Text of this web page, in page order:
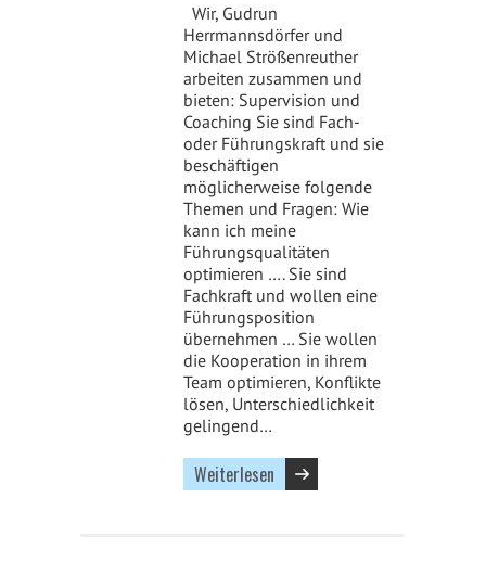
Wir, Gudrun
Herrmannsdörfer und
Michael Strößenreuther
arbeiten zusammen und
bieten: Supervision und
Coaching Sie sind Fach-
oder Führungskraft und sie
beschäftigen
möglicherweise folgende
Themen und Fragen: Wie
kann ich meine
Führungsqualitäten
optimieren …. Sie sind
Fachkraft und wollen eine
Führungsposition
übernehmen … Sie wollen
die Kooperation in ihrem
Team optimieren, Konflikte
lösen, Unterschiedlichkeit
gelingend…
Weiterlesen